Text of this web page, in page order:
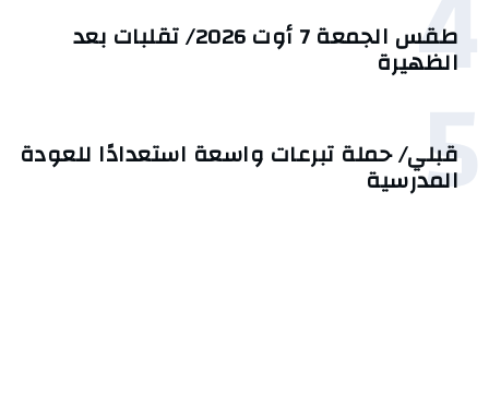
طقس الجمعة 7 أوت 2026/ تقلبات بعد
الظهيرة
5
قبلي/ حملة تبرعات واسعة استعدادًا للعودة
المدرسية